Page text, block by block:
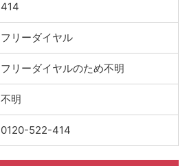
414
フリーダイヤル
フリーダイヤルのため不明
不明
0120-522-414